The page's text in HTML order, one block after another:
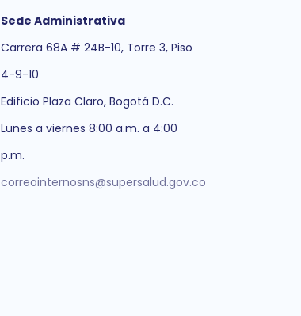
Sede Administrativa
Carrera 68A # 24B-10, Torre 3, Piso
4-9-10
Edificio Plaza Claro, Bogotá D.C.
Lunes a viernes 8:00 a.m. a 4:00
p.m.
correointernosns@supersalud.gov.co